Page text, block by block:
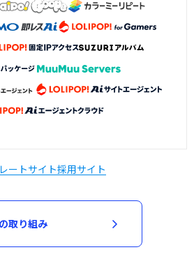
ートサイト採用サイト
取り組み